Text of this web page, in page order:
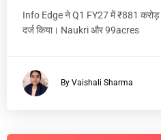
Info Edge ने Q1 FY27 में ₹881
दर्ज किया। Naukri और 99acres
By Vaishali Sharma